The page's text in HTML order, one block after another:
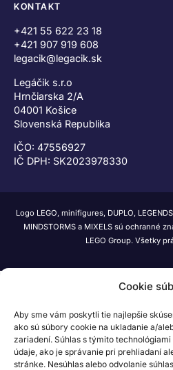
Cookie
Aby sme vám poskytli tie najlepšie
ako sú súbory cookie na ukladanie a/
zariadení. Súhlas s týmito
údaje, ako je správanie pri prehliadaní
stránke. Nesúhlas alebo odvolanie
KONTAKT
+421 55 622 23 18
+421 907 919 608
legacik@legacik.sk
Legáčik s.r.o
Hrnčiarska 2/A
04001 Košice
Slovenská Republika
IČO: 47556927
IČ DPH: SK2023978330
Logo LEGO, minifigures, DUPLO,
MINDSTORMS a MIXELS sú ochranné
LEGO Group. Všetky